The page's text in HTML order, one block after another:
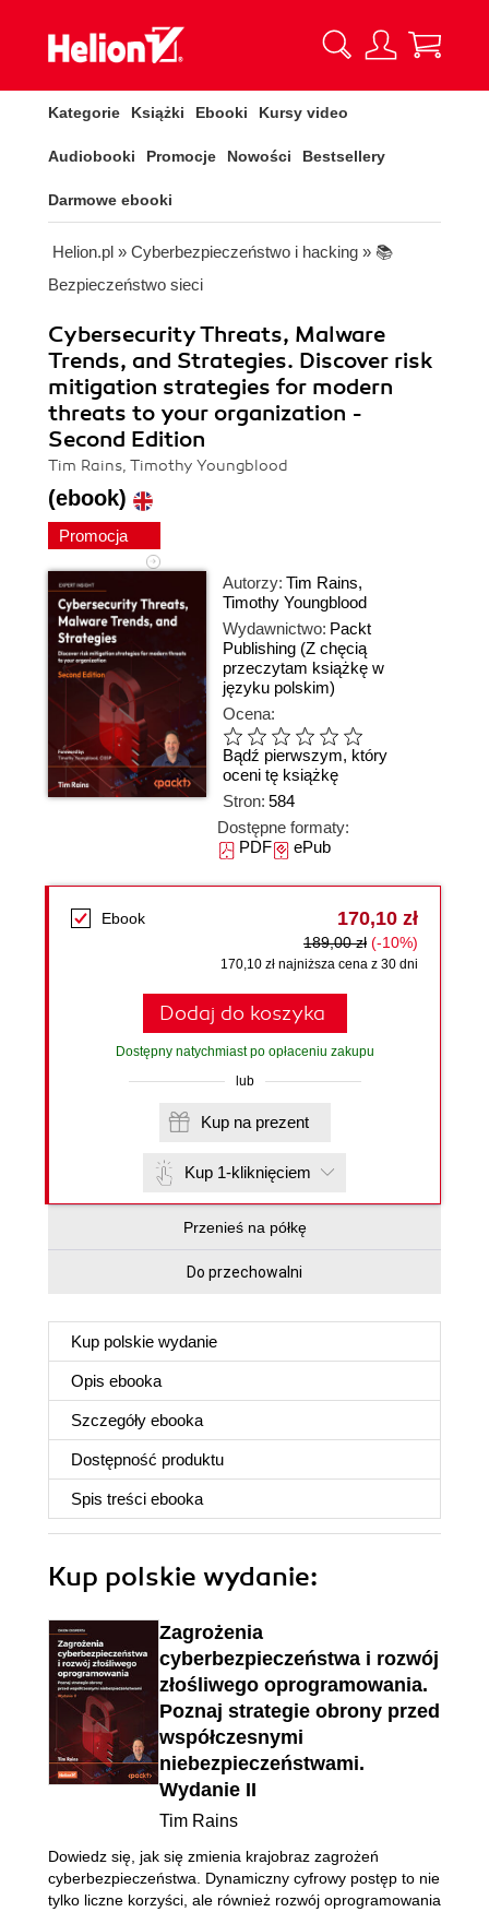
Kategorie Książki Ebooki Kursy video
Audiobooki Promocje Nowości Bestsellery
Darmowe ebooki
Helion.pl » Cyberbezpieczeństwo i hacking » 📚
Bezpieczeństwo sieci
Cybersecurity Threats, Malware
Trends, and Strategies. Discover risk
mitigation strategies for modern
threats to your organization -
Second Edition
Tim Rains, Timothy Youngblood
(ebook)
Promocja
Autorzy: Tim Rains,
Timothy Youngblood
Wydawnictwo: Packt
Publishing (Z chęcią
przeczytam książkę w
języku polskim)
Ocena:
Bądź pierwszym, który
oceni tę książkę
Stron: 584
Dostępne formaty:
PDFePub
Ebook 170,10 zł
189,00 zł (-10%)
170,10 zł najniższa cena z 30 dni
Dodaj do koszyka
Dostępny natychmiast po opłaceniu zakupu
lub
Kup na prezent
Kup 1-kliknięciem
Przenieś na półkę
Do przechowalni
Kup polskie wydanie
Opis ebooka
Szczegóły ebooka
Dostępność produktu
Spis treści ebooka
Kup polskie wydanie:
Zagrożenia
cyberbezpieczeństwa i rozwój
złośliwego oprogramowania.
Poznaj strategie obrony przed
współczesnymi
niebezpieczeństwami.
Wydanie II
Tim Rains
Dowiedz się, jak się zmienia krajobraz zagrożeń
cyberbezpieczeństwa. Dynamiczny cyfrowy postęp to nie
tylko liczne korzyści, ale również rozwój oprogramowania